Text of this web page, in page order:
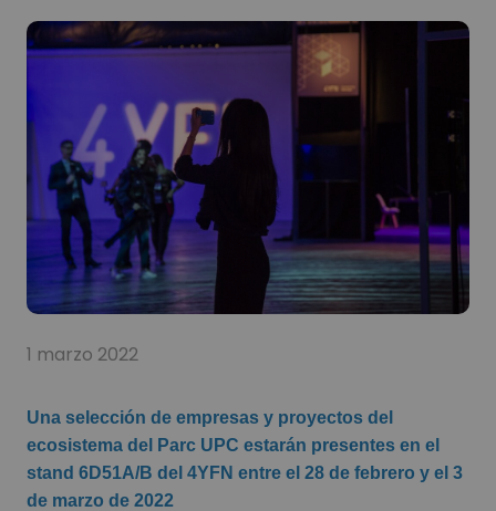
1 marzo 2022
Una selección de empresas y proyectos del
ecosistema del Parc UPC estarán presentes en el
stand 6D51A/B del 4YFN entre el 28 de febrero y el 3
de marzo de 2022